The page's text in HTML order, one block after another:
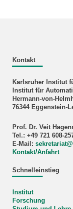
Kontakt
Karlsruher Institut
Institut für
Hermann-von-
76344 Eggenstein-
Prof. Dr. Veit
Tel.: +49 721 608-
E-Mail: sekretariat@
Kontakt/Anfahrt
Schnelleinstieg
Institut
Forschung